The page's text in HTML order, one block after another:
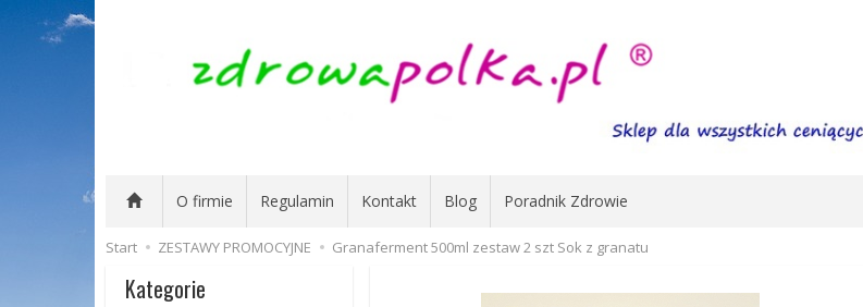
O firmie Regulamin Kontakt Blog Poradnik Zdrowie
Start ZESTAWY PROMOCYJNE Granaferment 500ml zestaw 2 szt Sok z granatu
Kategorie